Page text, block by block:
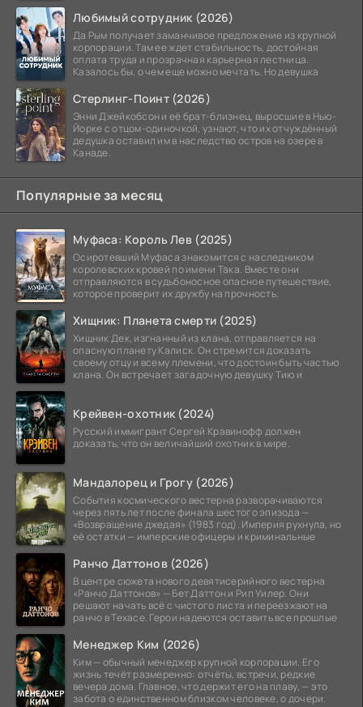
Любимый сотрудник (2026)
Да Рым получает заманчивое предложение из крупной
корпорации. Там ее ждет стабильность, достойная
оплата труда и прозрачная карьерная лестница.
Казалось бы, о чем еще можно мечтать. Но девушка
Стерлинг-Поинт (2026)
Энни Джейкобсон и её брат-близнец, выросшие в Нью-
Йорке с отцом-одиночкой, узнают, что их отчуждённый
дедушка оставил им в наследство остров на озере в
Канаде.
Популярные за месяц
Муфаса: Король Лев (2025)
Осиротевший Муфаса знакомится с наследником
королевских кровей по имени Така. Вместе они
отправляются в судьбоносное опасное путешествие,
которое проверит их дружбу на прочность.
Хищник: Планета смерти (2025)
Хищник Дек, изгнанный из клана, отправляется на
опасную планету Калиск. Он стремится доказать
своему отцу и всему племени, что достоин быть частью
клана. Он встречает загадочную девушку Тию и
Крейвен-охотник (2024)
Русский иммигрант Сергей Кравинофф должен
доказать, что он величайший охотник в мире.
Мандалорец и Грогу (2026)
События космического вестерна разворачиваются
через пять лет после финала шестого эпизода —
«Возвращение джедая» (1983 год). Империя рухнула, но
её остатки — имперские офицеры и криминальные
Ранчо Даттонов (2026)
В центре сюжета нового девятисерийного вестерна
«Ранчо Даттонов» — Бет Даттон и Рип Уилер. Они
решают начать всё с чистого листа и переезжают на
ранчо в Техасе. Герои надеются оставить все прошлые
Менеджер Ким (2026)
Ким — обычный менеджер крупной корпорации. Его
жизнь течёт размеренно: отчёты, встречи, редкие
вечера дома. Главное, что держит его на плаву, — это
забота о единственном близком человеке, о дочери.